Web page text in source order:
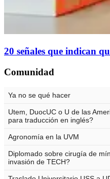
20 señales que indican
Comunidad